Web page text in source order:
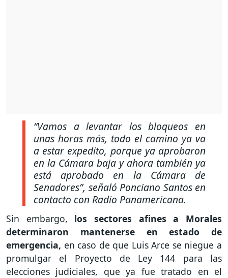
“Vamos a levantar los bloqueos en
unas horas más, todo el camino ya va
a estar expedito, porque ya aprobaron
en la Cámara baja y ahora también ya
está aprobado en la Cámara de
Senadores”, señaló Ponciano Santos en
contacto con Radio Panamericana.
Sin embargo, los sectores afines a Morales
determinaron mantenerse en estado de
emergencia, en caso de que Luis Arce se niegue a
promulgar el Proyecto de Ley 144 para las
elecciones judiciales, que ya fue tratado en el